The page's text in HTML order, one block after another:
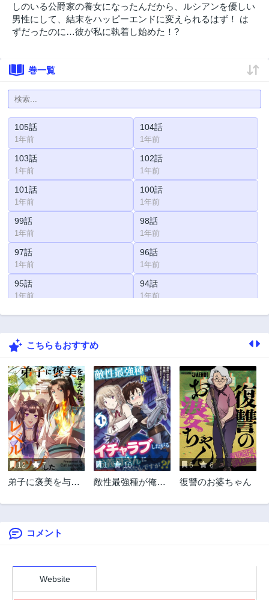
しのいる公爵家の養女になったんだから、ルシアンを優しい
男性にして、結末をハッピーエンドに変えられるはず！ は
ずだったのに…彼が私に執着し始めた！?
巻一覧
105話
1年前
104話
1年前
103話
1年前
102話
1年前
101話
1年前
100話
1年前
99話
1年前
98話
1年前
97話
1年前
96話
1年前
95話
1年前
94話
1年前
93話 92話
91話
89話
1年前
88話
2年前
87話
2年前
86話
2年前
85話
2年前
84話
2年前
83話
2年前
82話
2年前
81話 80話
79話
77話
こちらもおすすめ
12 7
弟子に褒美を与え
した
1 10
敵性最強種が俺に
るお義母さんにな
6 6
復讐のお婆ちゃん
コメント
Website